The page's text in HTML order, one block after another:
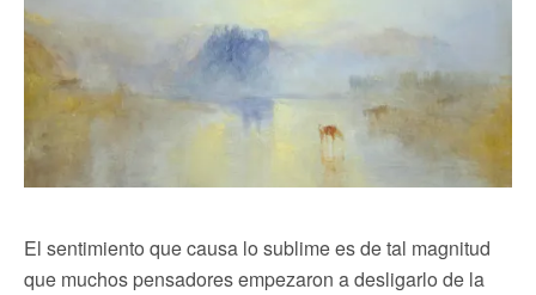
El sentimiento que causa lo sublime es de tal magnitud
que muchos pensadores empezaron a desligarlo de la